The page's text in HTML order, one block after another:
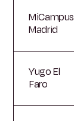
MiCampus
Madrid
Yugo El
Faro